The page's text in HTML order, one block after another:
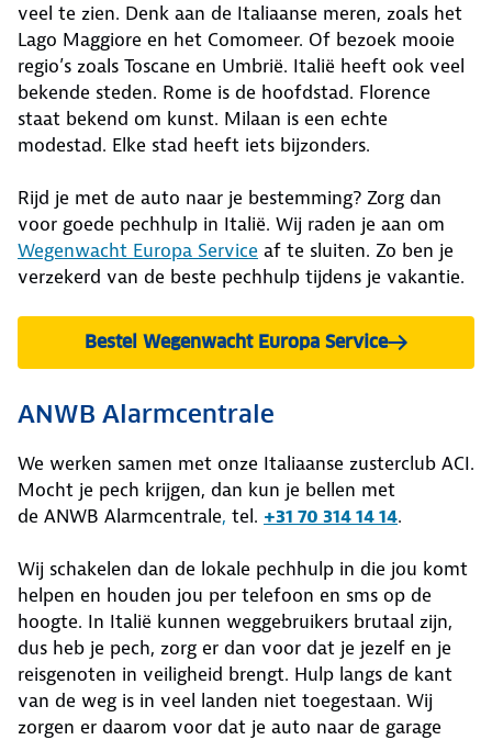
veel te zien. Denk aan de Italiaanse meren, zoals het
Lago Maggiore en het Comomeer. Of bezoek mooie
regio’s zoals Toscane en Umbrië. Italië heeft ook veel
bekende steden. Rome is de hoofdstad. Florence
staat bekend om kunst. Milaan is een echte
modestad. Elke stad heeft iets bijzonders.
Rijd je met de auto naar je bestemming? Zorg dan
voor goede pechhulp in Italië. Wij raden je aan om
Wegenwacht Europa Service af te sluiten. Zo ben je
verzekerd van de beste pechhulp tijdens je vakantie.
Bestel Wegenwacht Europa Service
ANWB Alarmcentrale
We werken samen met onze Italiaanse zusterclub ACI.
Mocht je pech krijgen, dan kun je bellen met
de ANWB Alarmcentrale, tel. +31 70 314 14 14.
Wij schakelen dan de lokale pechhulp in die jou komt
helpen en houden jou per telefoon en sms op de
hoogte. In Italië kunnen weggebruikers brutaal zijn,
dus heb je pech, zorg er dan voor dat je jezelf en je
reisgenoten in veiligheid brengt. Hulp langs de kant
van de weg is in veel landen niet toegestaan. Wij
zorgen er daarom voor dat je auto naar de garage